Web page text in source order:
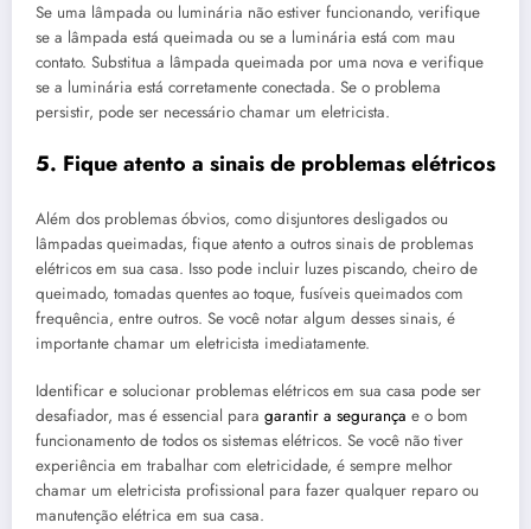
Se uma lâmpada ou luminária não estiver funcionando, verifique
se a lâmpada está queimada ou se a luminária está com mau
contato. Substitua a lâmpada queimada por uma nova e verifique
se a luminária está corretamente conectada. Se o problema
persistir, pode ser necessário chamar um eletricista.
5. Fique atento a sinais de problemas elétricos
Além dos problemas óbvios, como disjuntores desligados ou
lâmpadas queimadas, fique atento a outros sinais de problemas
elétricos em sua casa. Isso pode incluir luzes piscando, cheiro de
queimado, tomadas quentes ao toque, fusíveis queimados com
frequência, entre outros. Se você notar algum desses sinais, é
importante chamar um eletricista imediatamente.
Identificar e solucionar problemas elétricos em sua casa pode ser
desafiador, mas é essencial para garantir a segurança e o bom
funcionamento de todos os sistemas elétricos. Se você não tiver
experiência em trabalhar com eletricidade, é sempre melhor
chamar um eletricista profissional para fazer qualquer reparo ou
manutenção elétrica em sua casa.